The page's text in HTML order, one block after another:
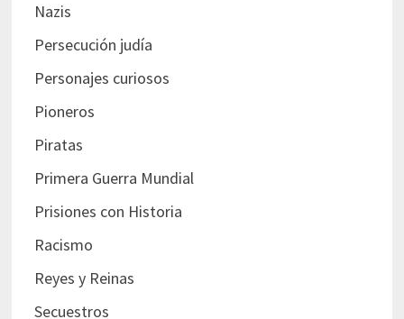
Nazis
Persecución judía
Personajes curiosos
Pioneros
Piratas
Primera Guerra Mundial
Prisiones con Historia
Racismo
Reyes y Reinas
Secuestros